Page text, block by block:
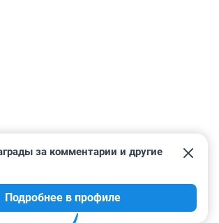
145
за комментарии и другие
Подробнее в профиле